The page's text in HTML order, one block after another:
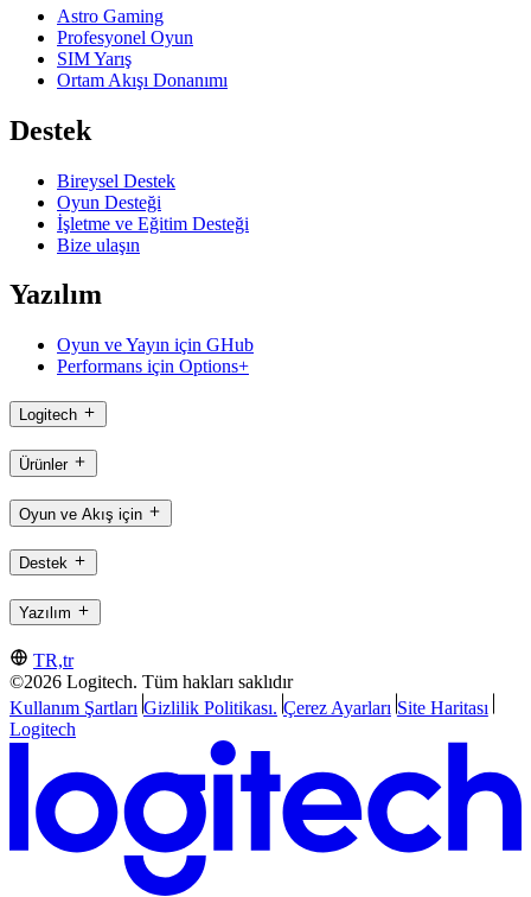
Astro Gaming
Profesyonel Oyun
SIM Yarış
Ortam Akışı Donanımı
Destek
Bireysel Destek
Oyun Desteği
İşletme ve Eğitim Desteği
Bize ulaşın
Yazılım
Oyun ve Yayın için GHub
Performans için Options+
Logitech
Ürünler
Oyun ve Akış için
Destek
Yazılım
TR,tr
©2026 Logitech. Tüm hakları saklıdır
Kullanım Şartları Gizlilik Politikası. Çerez Ayarları Site Haritası
Logitech